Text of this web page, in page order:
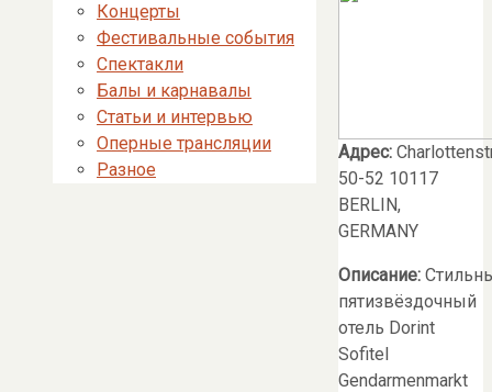
Адрес:
50-52 10117
BERLIN,
GERMANY
Описание:
пятизвёздочный
отель Dorint
Sofitel
Gendarmenmarkt
Концерты
Фестивальные события
Спектакли
Балы и карнавалы
Статьи и интервью
Оперные трансляции
Разное